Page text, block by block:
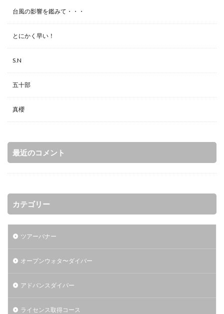
台風の影響を鑑みて・・・
とにかく早い！
S.N
五十部
真櫻
最近のコメント
カテゴリー
ツアーバナー
オープンウォタ〜ダイバー
アドバンスダイバー
ライセンス取得コース